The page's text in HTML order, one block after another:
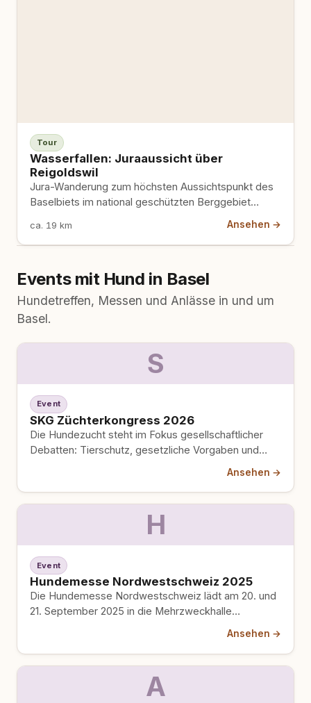
Tour
Wasserfallen: Juraaussicht über
Reigoldswil
Jura-Wanderung zum höchsten Aussichtspunkt des
Baselbiets im national geschützten Berggebiet
Wasserfallen. Gondelbahn nimmt Hunde gratis mit.
ca. 19 km Ansehen →
Events mit Hund in Basel
Hundetreffen, Messen und Anlässe in und um
Basel.
S
Event
SKG Züchterkongress 2026
Die Hundezucht steht im Fokus gesellschaftlicher
Debatten: Tierschutz, gesetzliche Vorgaben und
Ansehen →
H
Event
Hundemesse Nordwestschweiz 2025
Die Hundemesse Nordwestschweiz lädt am 20. und
21. September 2025 in die Mehrzweckhalle
„Frenkenbündten“ in Liestal ein. Besucher…
Ansehen →
A